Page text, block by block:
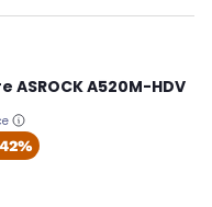
ASROCK A520M-HDV